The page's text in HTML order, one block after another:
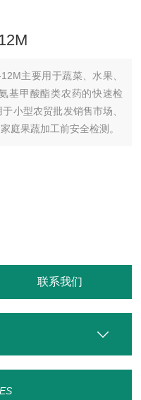
主要用于蔬菜、水果、
基甲酸酯类农药的快速检
小型农贸批发销售市场、
庭果蔬加工前安全检测。
联系我们